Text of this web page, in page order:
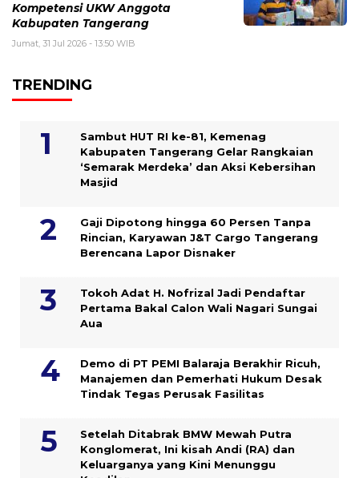
Kompetensi UKW Anggota
Kabupaten Tangerang
Jumat, 31 Jul 2026 - 13:50 WIB
TRENDING
Sambut HUT RI ke-81, Kemenag
Kabupaten Tangerang Gelar Rangkaian
‘Semarak Merdeka’ dan Aksi Kebersihan
Masjid
Gaji Dipotong hingga 60 Persen Tanpa
Rincian, Karyawan J&T Cargo Tangerang
Berencana Lapor Disnaker
Tokoh Adat H. Nofrizal Jadi Pendaftar
Pertama Bakal Calon Wali Nagari Sungai
Aua
Demo di PT PEMI Balaraja Berakhir Ricuh,
Manajemen dan Pemerhati Hukum Desak
Tindak Tegas Perusak Fasilitas
Setelah Ditabrak BMW Mewah Putra
Konglomerat, Ini kisah Andi (RA) dan
Keluarganya yang Kini Menunggu